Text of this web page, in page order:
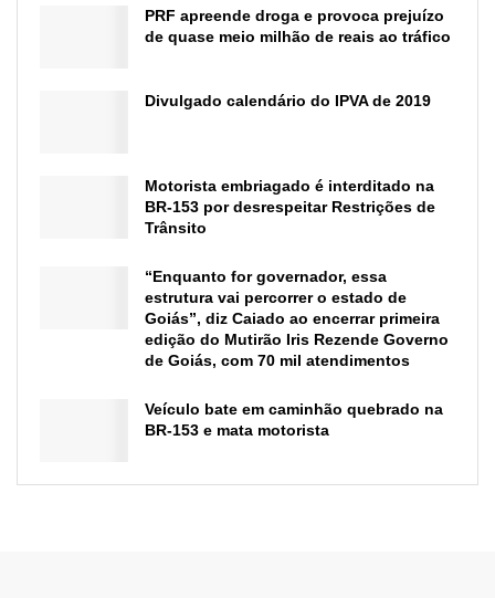
PRF apreende droga e provoca prejuízo
de quase meio milhão de reais ao tráfico
Divulgado calendário do IPVA de 2019
Motorista embriagado é interditado na
BR-153 por desrespeitar Restrições de
Trânsito
“Enquanto for governador, essa
estrutura vai percorrer o estado de
Goiás”, diz Caiado ao encerrar primeira
edição do Mutirão Iris Rezende Governo
de Goiás, com 70 mil atendimentos
Veículo bate em caminhão quebrado na
BR-153 e mata motorista